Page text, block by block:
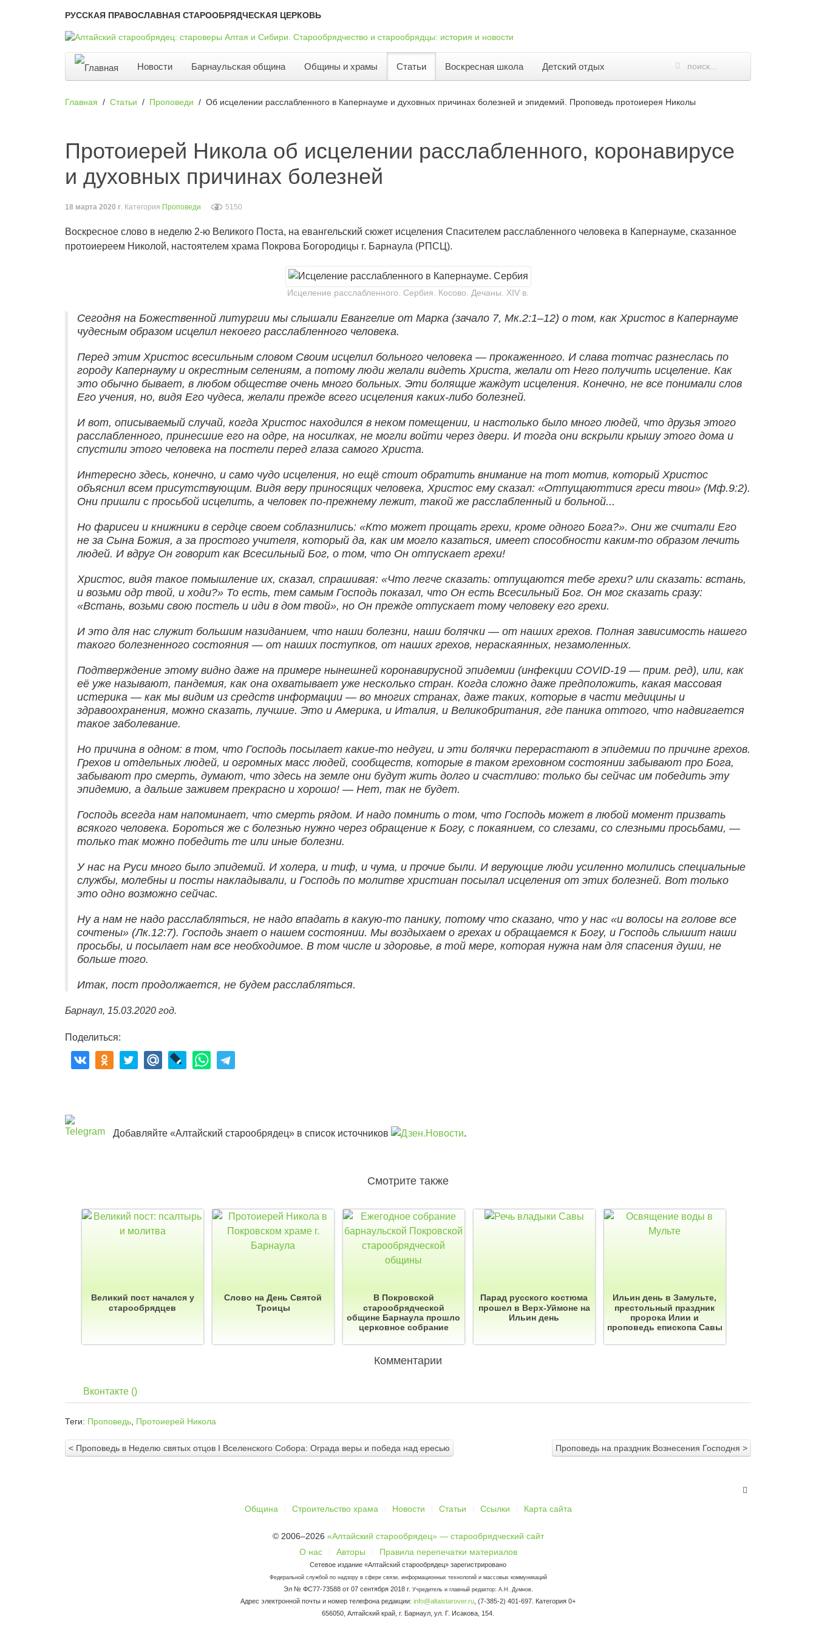
РУССКАЯ ПРАВОСЛАВНАЯ СТАРООБРЯДЧЕСКАЯ ЦЕРКОВЬ
Новости Барнаульская община Общины и храмы Статьи Воскресная школа Детский отдых
Главная Статьи Проповеди Об исцелении расслабленного в Капернауме и духовных причинах болезней и эпидемий. Проповедь протоиерея Николы
Протоиерей Никола об исцелении расслабленного, коронавирусе
и духовных причинах болезней
18 марта 2020 г. Категория Проповеди 5150
Воскресное слово в неделю 2-ю Великого Поста, на евангельский сюжет исцеления Спасителем расслабленного человека в Капернауме, сказанное
протоиереем Николой, настоятелем храма Покрова Богородицы г. Барнаула (РПСЦ).
Исцеление расслабленного. Сербия. Косово. Дечаны. XIV в.
Сегодня на Божественной литургии мы слышали Евангелие от Марка (зачало 7, Мк.2:1–12) о том, как Христос в Капернауме
чудесным образом исцелил некоего расслабленного человека.
Перед этим Христос всесильным словом Своим исцелил больного человека — прокаженного. И слава тотчас разнеслась по
городу Капернауму и окрестным селениям, а потому люди желали видеть Христа, желали от Него получить исцеление. Как
это обычно бывает, в любом обществе очень много больных. Эти болящие жаждут исцеления. Конечно, не все понимали слов
Его учения, но, видя Его чудеса, желали прежде всего исцеления каких-либо болезней.
И вот, описываемый случай, когда Христос находился в неком помещении, и настолько было много людей, что друзья этого
расслабленного, принесшие его на одре, на носилках, не могли войти через двери. И тогда они вскрыли крышу этого дома и
спустили этого человека на постели перед глаза самого Христа.
Интересно здесь, конечно, и само чудо исцеления, но ещё стоит обратить внимание на тот мотив, который Христос
объяснил всем присутствующим. Видя веру приносящих человека, Христос ему сказал: «Отпущаюттися греси твои» (Мф.9:2).
Они пришли с просьбой исцелить, а человек по-прежнему лежит, такой же расслабленный и больной...
Но фарисеи и книжники в сердце своем соблазнились: «Кто может прощать грехи, кроме одного Бога?». Они же считали Его
не за Сына Божия, а за простого учителя, который да, как им могло казаться, имеет способности каким-то образом лечить
людей. И вдруг Он говорит как Всесильный Бог, о том, что Он отпускает грехи!
Христос, видя такое помышление их, сказал, спрашивая: «Что легче сказать: отпущаются тебе грехи? или сказать: встань,
и возьми одр твой, и ходи?» То есть, тем самым Господь показал, что Он есть Всесильный Бог. Он мог сказать сразу:
«Встань, возьми свою постель и иди в дом твой», но Он прежде отпускает тому человеку его грехи.
И это для нас служит большим назиданием, что наши болезни, наши болячки — от наших грехов. Полная зависимость нашего
такого болезненного состояния — от наших поступков, от наших грехов, нераскаянных, незамоленных.
Подтверждение этому видно даже на примере нынешней коронавирусной эпидемии (инфекции COVID-19 — прим. ред), или, как
её уже называют, пандемия, как она охватывает уже несколько стран. Когда сложно даже предположить, какая массовая
истерика — как мы видим из средств информации — во многих странах, даже таких, которые в части медицины и
здравоохранения, можно сказать, лучшие. Это и Америка, и Италия, и Великобритания, где паника оттого, что надвигается
такое заболевание.
Но причина в одном: в том, что Господь посылает какие-то недуги, и эти болячки перерастают в эпидемии по причине грехов.
Грехов и отдельных людей, и огромных масс людей, сообществ, которые в таком греховном состоянии забывают про Бога,
забывают про смерть, думают, что здесь на земле они будут жить долго и счастливо: только бы сейчас им победить эту
эпидемию, а дальше заживем прекрасно и хорошо! — Нет, так не будет.
Господь всегда нам напоминает, что смерть рядом. И надо помнить о том, что Господь может в любой момент призвать
всякого человека. Бороться же с болезнью нужно через обращение к Богу, с покаянием, со слезами, со слезными просьбами, —
только так можно победить те или иные болезни.
У нас на Руси много было эпидемий. И холера, и тиф, и чума, и прочие были. И верующие люди усиленно молились специальные
службы, молебны и посты накладывали, и Господь по молитве христиан посылал исцеления от этих болезней. Вот только
это одно возможно сейчас.
Ну а нам не надо расслабляться, не надо впадать в какую-то панику, потому что сказано, что у нас «и волосы на голове все
сочтены» (Лк.12:7). Господь знает о нашем состоянии. Мы воздыхаем о грехах и обращаемся к Богу, и Господь слышит наши
просьбы, и посылает нам все необходимое. В том числе и здоровье, в той мере, которая нужна нам для спасения души, не
больше того.
Итак, пост продолжается, не будем расслабляться.
Барнаул, 15.03.2020 год.
Поделиться:
Добавляйте «Алтайский старообрядец» в список источников .
Смотрите также
Великий пост начался у
старообрядцев
Слово на День Святой
Троицы
В Покровской
старообрядческой
общине Барнаула прошло
церковное собрание
Парад русского костюма
прошел в Верх-Уймоне на
Ильин день
Ильин день в Замульте,
престольный праздник
пророка Илии и
проповедь епископа Савы
Комментарии
Вконтакте ()
Теги: Проповедь Протоиерей Никола
< Проповедь в Неделю святых отцов I Вселенского Собора: Ограда веры и победа над ересью Проповедь на праздник Вознесения Господня >
Община Строительство храма Новости Статьи Ссылки Карта сайта
© 2006–2026 «Алтайский старообрядец» — старообрядческий сайт
О нас
Авторы Правила перепечатки материалов
Сетевое издание «Алтайский старообрядец» зарегистрировано
Федеральной службой по надзору в сфере связи, информационных технологий и массовых коммуникаций
Эл № ФС77-73588 от 07 сентября 2018 г. Учредитель и главный редактор: А.Н. Думнов.
Адрес электронной почты и номер телефона редакции: info@altaistarover.ru , (7-385-2) 401-697. Категория 0+
656050, Алтайский край, г. Барнаул, ул. Г. Исакова, 154.